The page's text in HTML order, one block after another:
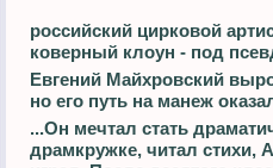
российский цирковой
коверный клоун - под
Евгений Майхровский
но его путь на манеж
...Он мечтал стать
драмкружке, читал стихи,